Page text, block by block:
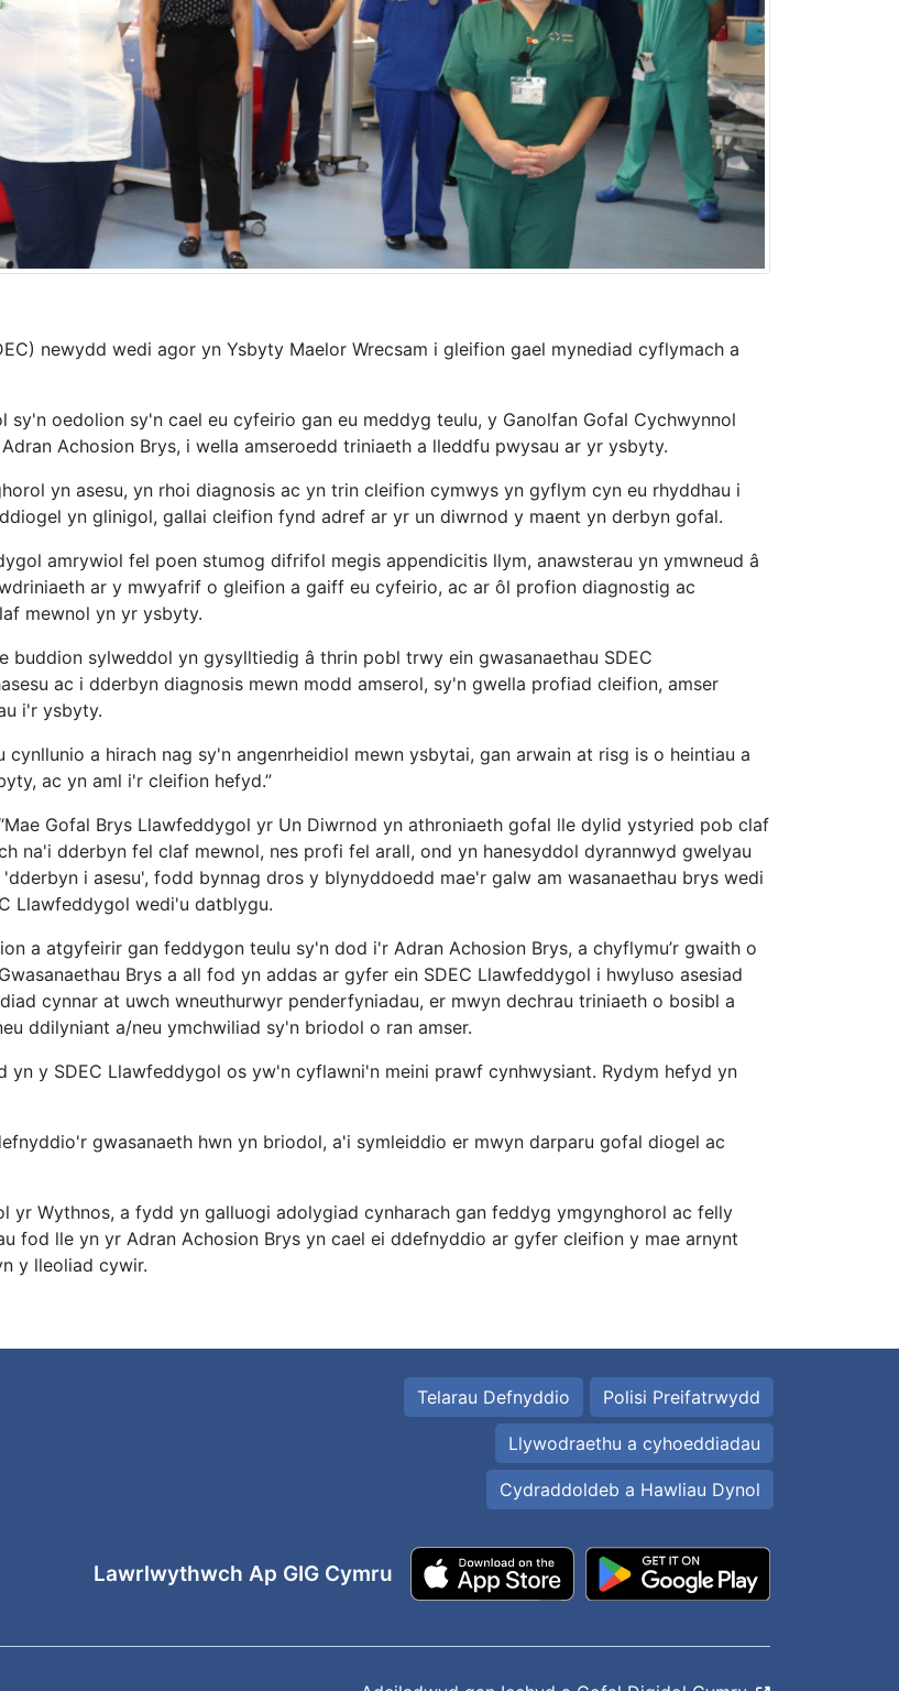
newydd wedi agor yn Ysbyty Maelor Wrecsam i gleifion gael mynediad cyflymach a
oedolion sy'n cael eu cyfeirio gan eu meddyg teulu, y Ganolfan Gofal Cychwynnol
Achosion Brys, i wella amseroedd triniaeth a lleddfu pwysau ar yr ysbyty.
yn asesu, yn rhoi diagnosis ac yn trin cleifion cymwys yn gyflym cyn eu rhyddhau i
yn glinigol, gallai cleifion fynd adref ar yr un diwrnod y maent yn derbyn gofal.
amrywiol fel poen stumog difrifol megis appendicitis llym, anawsterau yn ymwneud â
ar y mwyafrif o gleifion a gaiff eu cyfeirio, ac ar ôl profion diagnostig ac
mewnol yn yr ysbyty.
buddion sylweddol yn gysylltiedig â thrin pobl trwy ein gwasanaethau SDEC
ac i dderbyn diagnosis mewn modd amserol, sy'n gwella profiad cleifion, amser
i'r ysbyty.
a hirach nag sy'n angenrheidiol mewn ysbytai, gan arwain at risg is o heintiau a
ac yn aml i'r cleifion hefyd.”
Gofal Brys Llawfeddygol yr Un Diwrnod yn athroniaeth gofal lle dylid ystyried pob claf
na'i dderbyn fel claf mewnol, nes profi fel arall, ond yn hanesyddol dyrannwyd gwelyau
i asesu', fodd bynnag dros y blynyddoedd mae'r galw am wasanaethau brys wedi
Llawfeddygol wedi'u datblygu.
a atgyfeirir gan feddygon teulu sy'n dod i'r Adran Achosion Brys, a chyflymu’r gwaith o
Brys a all fod yn addas ar gyfer ein SDEC Llawfeddygol i hwyluso asesiad
cynnar at uwch wneuthurwyr penderfyniadau, er mwyn dechrau triniaeth o bosibl a
ddilyniant a/neu ymchwiliad sy'n briodol o ran amser.
y SDEC Llawfeddygol os yw'n cyflawni'n meini prawf cynhwysiant. Rydym hefyd yn
gwasanaeth hwn yn briodol, a'i symleiddio er mwyn darparu gofal diogel ac
yr Wythnos, a fydd yn galluogi adolygiad cynharach gan feddyg ymgynghorol ac felly
fod lle yn yr Adran Achosion Brys yn cael ei ddefnyddio ar gyfer cleifion y mae arnynt
y lleoliad cywir.
Telarau Defnyddio Polisi Preifatrwydd
Llywodraethu a cyhoeddiadau
Cydraddoldeb a Hawliau Dynol
Lawrlwythwch Ap GIG Cymru